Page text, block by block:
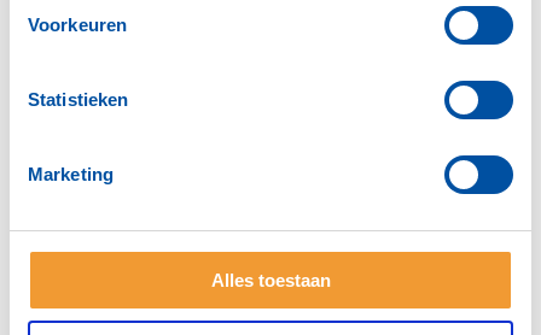
Voorkeuren
Statistieken
Marketing
Alles toestaan